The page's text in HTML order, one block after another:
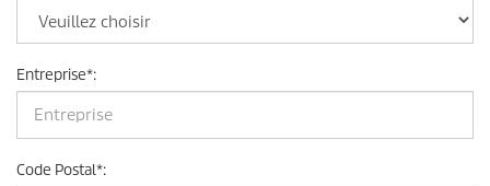
Entreprise*:
Code Postal*: